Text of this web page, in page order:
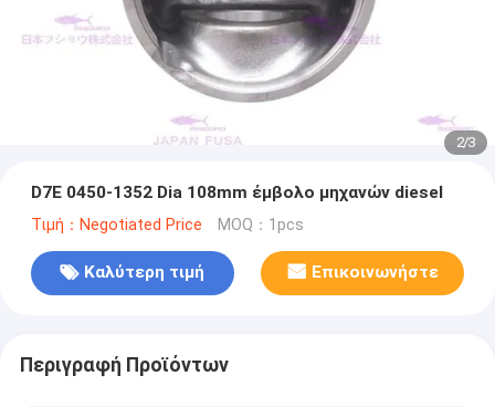
2/3
D7E 0450-1352 Dia 108mm έμβολο μηχανών diesel
Τιμή：Negotiated Price MOQ：1pcs
Καλύτερη τιμή Επικοινωνήστε
Περιγραφή Προϊόντων